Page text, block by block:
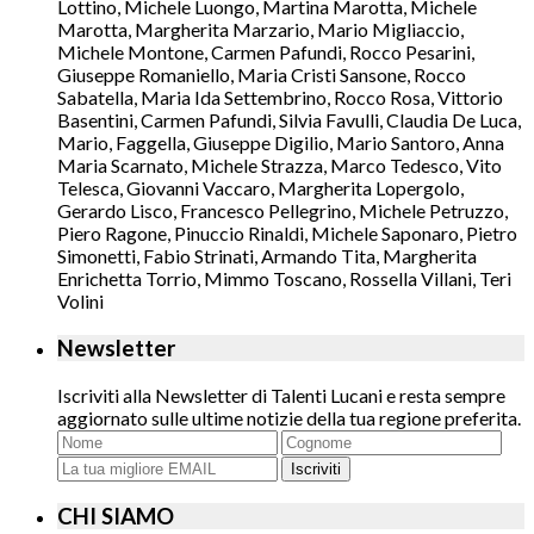
Lottino, Michele Luongo, Martina Marotta, Michele
Marotta, Margherita Marzario, Mario Migliaccio,
Michele Montone, Carmen Pafundi, Rocco Pesarini,
Giuseppe Romaniello, Maria Cristi Sansone, Rocco
Sabatella, Maria Ida Settembrino, Rocco Rosa, Vittorio
Basentini, Carmen Pafundi, Silvia Favulli, Claudia De Luca,
Mario, Faggella, Giuseppe Digilio, Mario Santoro, Anna
Maria Scarnato, Michele Strazza, Marco Tedesco, Vito
Telesca, Giovanni Vaccaro, Margherita Lopergolo,
Gerardo Lisco, Francesco Pellegrino, Michele Petruzzo,
Piero Ragone, Pinuccio Rinaldi, Michele Saponaro, Pietro
Simonetti, Fabio Strinati, Armando Tita, Margherita
Enrichetta Torrio, Mimmo Toscano, Rossella Villani, Teri
Volini
Newsletter
Iscriviti alla Newsletter di Talenti Lucani e resta sempre
aggiornato sulle ultime notizie della tua regione preferita.
Iscriviti
CHI SIAMO